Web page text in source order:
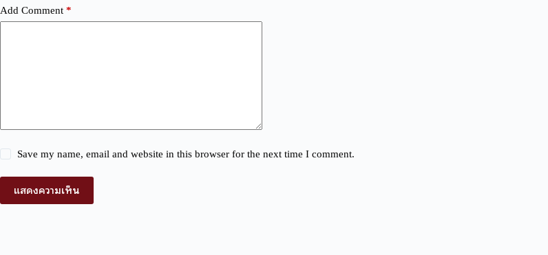
Add Comment *
Save my name, email and website in this browser for the next time I comment.
แสดงความเห็น
a
t